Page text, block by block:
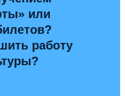
или
работу